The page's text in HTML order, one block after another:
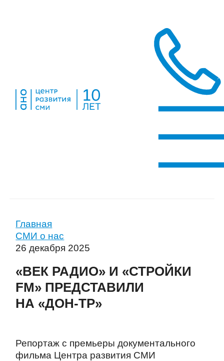
Главная
СМИ о нас
26 декабря 2025
«ВЕК РАДИО» И «СТРОЙКИ
FM» ПРЕДСТАВИЛИ
НА «ДОН-ТР»
Репортаж с премьеры документального
фильма Центра развития СМИ